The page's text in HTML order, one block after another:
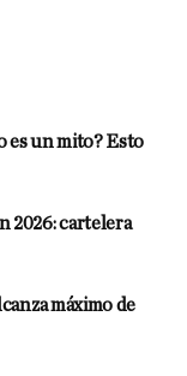
es un mito? Esto
2026: cartelera
máximo de